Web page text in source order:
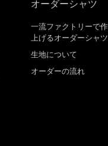
オーダーシャツ
一流ファクトリーで
上げるオーダーシャツ
生地について
オーダーの流れ